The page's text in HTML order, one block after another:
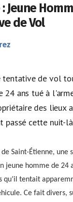
Jeune
de Vol
tentative de vol
24 ans tué à
des lieux
passé cette nuit-
de Saint-Étienne, une
jeune homme de 24
qu’il tentait
Ce fait divers,